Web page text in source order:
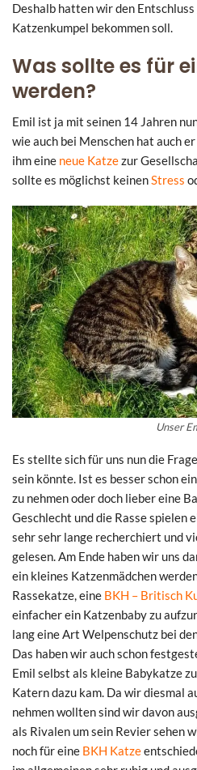
Deshalb hatten wir den
Katzenkumpel bekommen soll.
Was sollte es für
werden?
Emil ist ja mit seinen 14 Jahren
wie auch bei Menschen hat auch
ihm eine neue Katzezur
sollte es möglichst keinenStress
Unser
Es stellte sich für uns nun die
sein könnte. Ist es besser schon
zu nehmen oder doch lieber eine
Geschlecht und die Rasse spielen
sehr sehr lange recherchiert und
gelesen. Am Ende haben wir uns
ein kleines Katzenmädchen
Rassekatze, eine BKH – Britisch
einfacher ein Katzenbaby zu
lang eine Art Welpenschutz bei
Das haben wir auch schon
Emil selbst als kleine Babykatze
Katern dazu kam. Da wir diesmal
nehmen wollten sind wir davon
als Rivalen um sein Revier sehen
noch für eine BKH Katze